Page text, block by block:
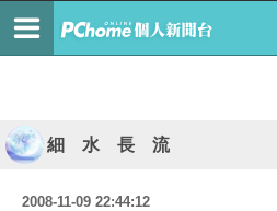
細 水 長 流
2008-11-09 22:44:12